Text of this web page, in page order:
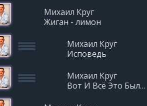
Михаил Круг
Жиган - лимон
Михаил Круг
Исповедь
Михаил Круг
Вот И Всё Это Было Вчера